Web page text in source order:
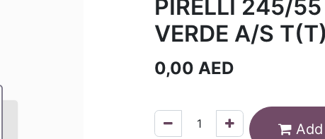
PIRELLI 245/
VERDE A/S T(T)
0,00 AED